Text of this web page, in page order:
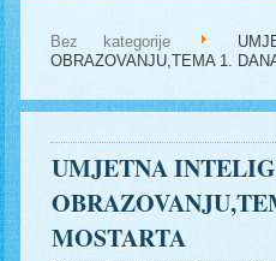
Bez kategorije
OBRAZOVANJU,TEMA 1.
UMJETNA
MOSTARTA